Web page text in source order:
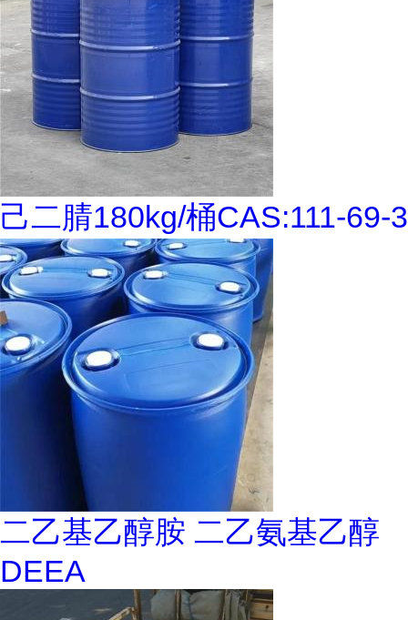
己二腈180kg/桶CAS:111-69-3
二乙基乙醇胺 二乙氨基乙醇
DEEA